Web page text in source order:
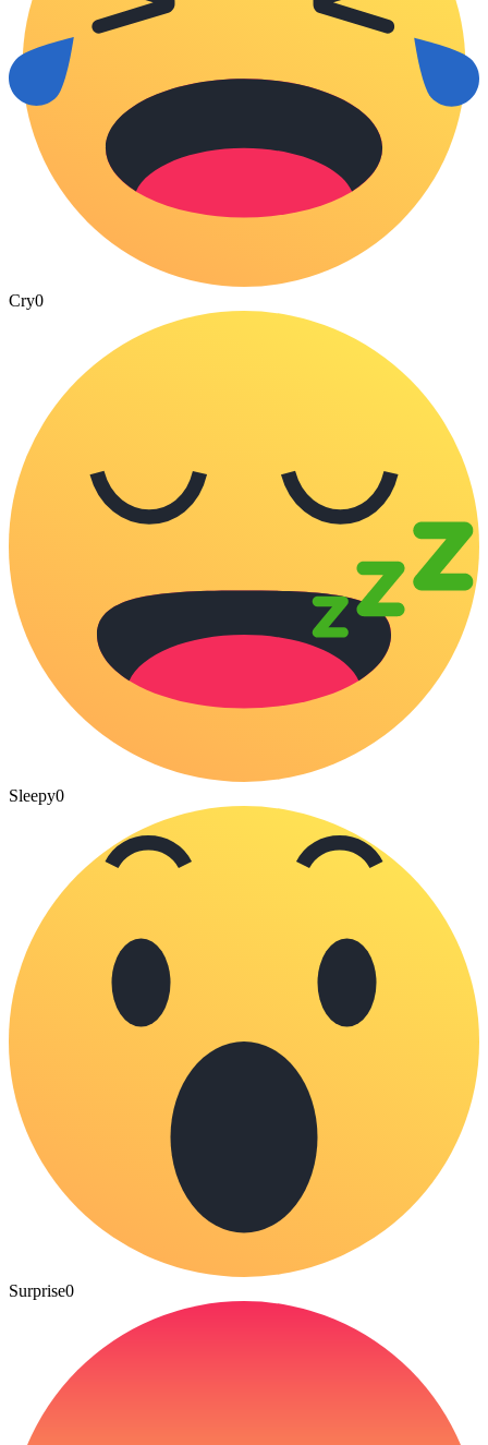
Cry0
Sleepy0
Surprise0